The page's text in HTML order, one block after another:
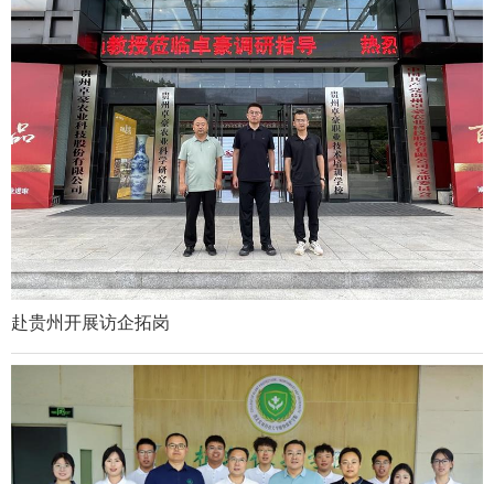
赴贵州开展访企拓岗